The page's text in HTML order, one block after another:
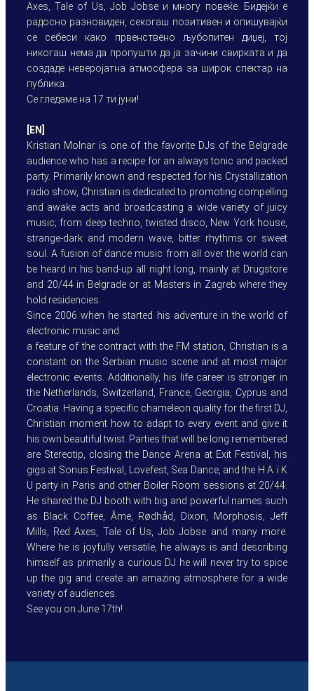
Axes, Tale of Us, Job Jobse и многу повеќе. Бидејќи е
радосно разновиден, секогаш позитивен и опишувајќи
се себеси како првенствено љубопитен диџеј, тој
никогаш нема да пропушти да ја зачини свирката и да
создаде неверојатна атмосфера за широк спектар на
публика.
Се гледаме на 17 ти јуни!
[EN]
Kristian Molnar is one of the favorite DJs of the Belgrade
audience who has a recipe for an always tonic and packed
party. Primarily known and respected for his Crystallization
radio show, Christian is dedicated to promoting compelling
and awake acts and broadcasting a wide variety of juicy
music; from deep techno, twisted disco, New York house,
strange-dark and modern wave, bitter rhythms or sweet
soul. A fusion of dance music from all over the world can
be heard in his band-up all night long, mainly at Drugstore
and 20/44 in Belgrade or at Masters in Zagreb where they
hold residencies.
Since 2006 when he started his adventure in the world of
electronic music and
a feature of the contract with the FM station, Christian is a
constant on the Serbian music scene and at most major
electronic events. Additionally, his life career is stronger in
the Netherlands, Switzerland, France, Georgia, Cyprus and
Croatia. Having a specific chameleon quality for the first DJ,
Christian moment how to adapt to every event and give it
his own beautiful twist. Parties that will be long remembered
are Stereotip, closing the Dance Arena at Exit Festival, his
gigs at Sonus Festival, Lovefest, Sea Dance, and the H A ï K
U party in Paris and other Boiler Room sessions at 20/44.
He shared the DJ booth with big and powerful names such
as Black Coffee, Âme, Rødhåd, Dixon, Morphosis, Jeff
Mills, Red Axes, Tale of Us, Job Jobse and many more.
Where he is joyfully versatile, he always is and describing
himself as primarily a curious DJ he will never try to spice
up the gig and create an amazing atmosphere for a wide
variety of audiences.
See you on June 17th!